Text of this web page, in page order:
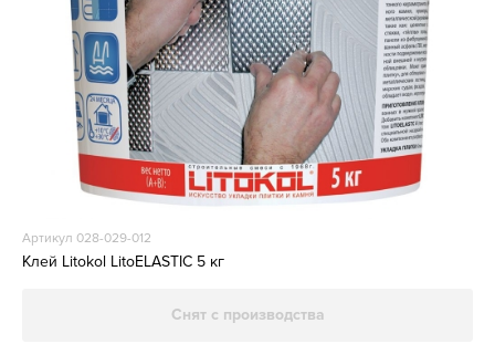
Артикул 028-029-012
Клей Litokol LitoELASTIC 5 кг
Снят с производства